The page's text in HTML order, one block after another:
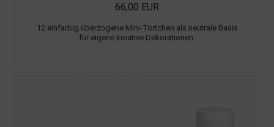
66,00 EUR
12 einfarbig überzogene Mini-Törtchen als neutrale Basis
für eigene kreative Dekorationen.